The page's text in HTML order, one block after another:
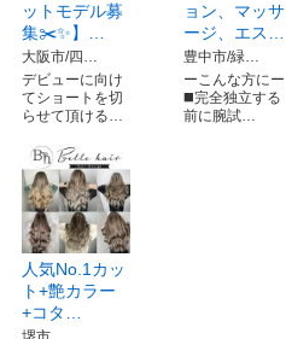
ットモデル募
集✂️✨】…
大阪市/四…
デビューに向け
てショートを切
らせて頂ける…
ョン、マッサ
ージ、エス…
豊中市/緑…
ーこんな方にー
◼️完全独立する
前に腕試…
人気No.1カッ
ト+艶カラー
+コタ…